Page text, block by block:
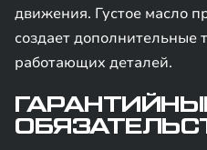
движения. Густое масло
создает дополнительные
работающих деталей.